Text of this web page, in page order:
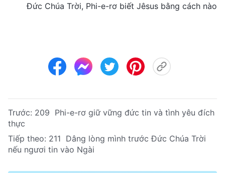
Đức Chúa Trời, Phi-e-rơ biết Jêsus bằng cách nào
Trước: 209 Phi-e-rơ giữ vững đức tin và tình yêu đích
thực
Tiếp theo: 211 Dâng lòng mình trước Đức Chúa Trời
nếu ngươi tin vào Ngài